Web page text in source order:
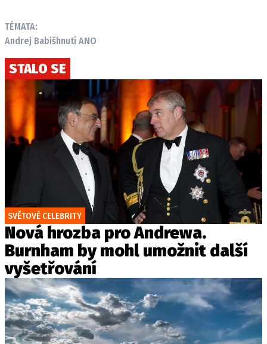
TÉMATA:
Andrej Babišhnutí ANO
STALO SE
SVĚTOVÉ CELEBRITY
Nová hrozba pro Andrewa.
Burnham by mohl umožnit další
vyšetřování